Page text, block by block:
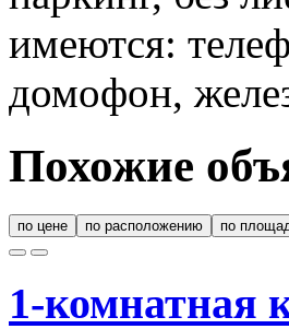
имеются:
домофон,
Похожие
по цене по расположению по
1-комнатная